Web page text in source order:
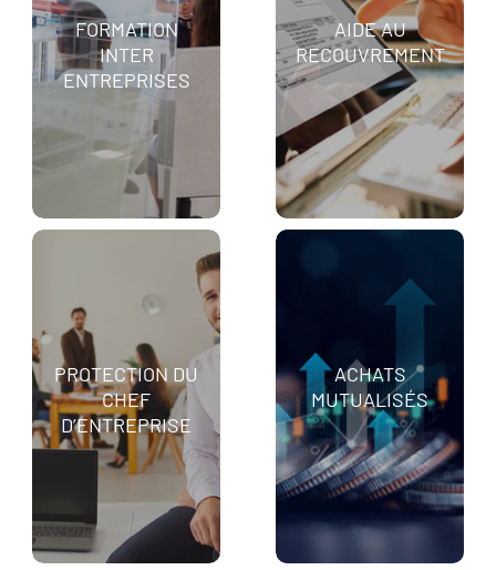
FORMATION
INTER
ENTREPRISES
AIDE AU
RECOUVREMENT
PROTECTION DU
CHEF
D’ENTREPRISE
ACHATS
MUTUALISÉS